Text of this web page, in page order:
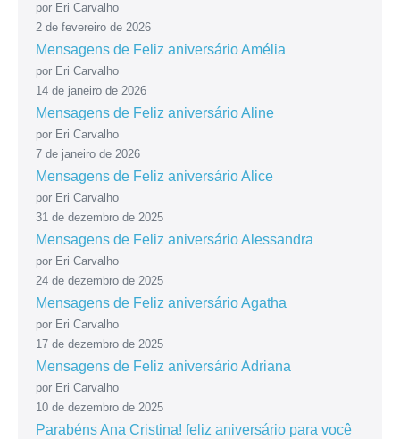
por Eri Carvalho
2 de fevereiro de 2026
Mensagens de Feliz aniversário Amélia
por Eri Carvalho
14 de janeiro de 2026
Mensagens de Feliz aniversário Aline
por Eri Carvalho
7 de janeiro de 2026
Mensagens de Feliz aniversário Alice
por Eri Carvalho
31 de dezembro de 2025
Mensagens de Feliz aniversário Alessandra
por Eri Carvalho
24 de dezembro de 2025
Mensagens de Feliz aniversário Agatha
por Eri Carvalho
17 de dezembro de 2025
Mensagens de Feliz aniversário Adriana
por Eri Carvalho
10 de dezembro de 2025
Parabéns Ana Cristina! feliz aniversário para você